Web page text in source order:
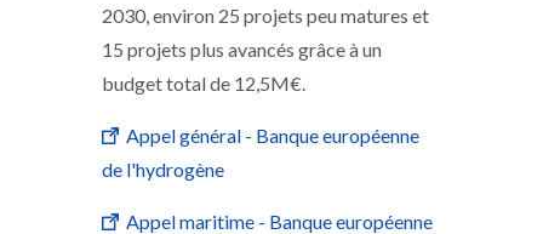
2030, environ 25 projets peu matures et
15 projets plus avancés grâce à un
budget total de 12,5M€.
Appel général - Banque européenne
de l'hydrogène
Appel maritime - Banque européenne